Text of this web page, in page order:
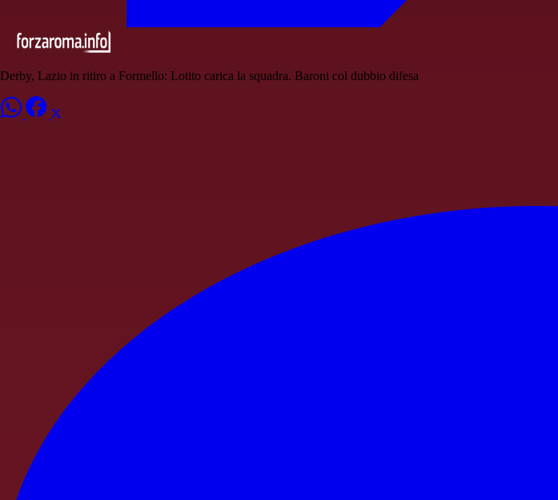
Derby, Lazio in ritiro a Formello: Lotito carica la squadra. Baroni col dubbio difesa